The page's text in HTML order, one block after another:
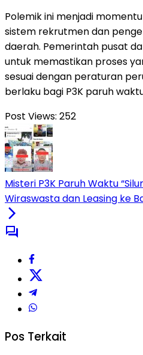
Polemik ini menjadi
sistem rekrutmen dan
daerah. Pemerintah pusat
untuk memastikan proses
sesuai dengan peraturan
berlaku bagi P3K paruh
Post Views: 252
Misteri P3K Paruh Waktu
Wiraswasta dan Leasing ke
Pos Terkait